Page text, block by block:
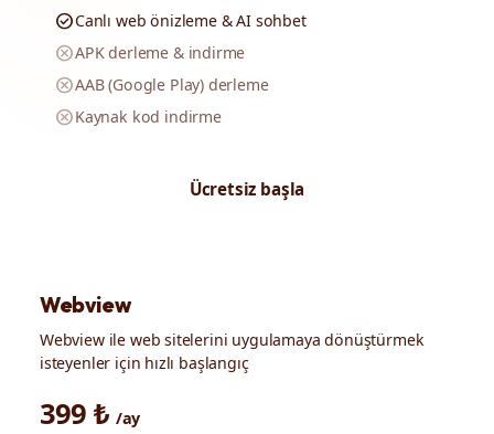
check_circleCanlı web önizleme & AI sohbet
cancelAPK derleme & indirme
cancelAAB (Google Play) derleme
cancelKaynak kod indirme
Ücretsiz başla
Webview
Webview ile web sitelerini uygulamaya dönüştürmek
isteyenler için hızlı başlangıç
399 ₺/ay